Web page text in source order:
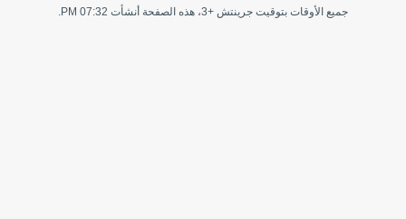
جميع الأوقات بتوقيت جرينتش +3، هذه الصفحة أنشأت 07:32 PM.